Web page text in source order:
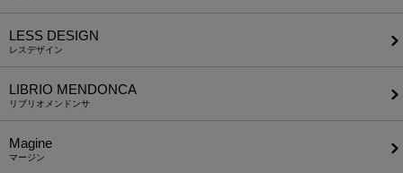
LESS DESIGN
レスデザイン
LIBRIO MENDONCA
リブリオメンドンサ
Magine
マージン